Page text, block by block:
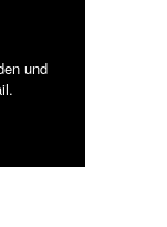
und